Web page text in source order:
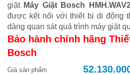
giặt Máy Giặt Bosch
được kết nối với thiết bị di động
dàng quan sát quá trình máy giặt
Bảo hành chính hãng
Bosch
Giá sản phẩm